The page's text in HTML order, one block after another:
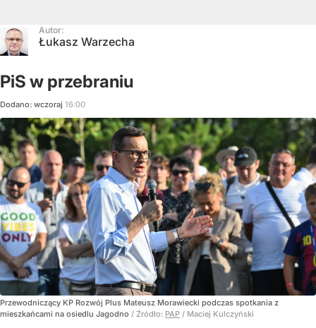
Autor:
Łukasz Warzecha
PiS w przebraniu
Dodano: wczoraj 16:00
Przewodniczący KP Rozwój Plus Mateusz Morawiecki podczas spotkania z
mieszkańcami na osiedlu Jagodno / Źródło: PAP / Maciej Kulczyński